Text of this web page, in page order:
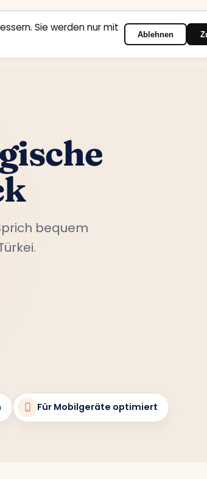
Psychologen Kontakt
bequem
Für Mobilgeräte optimiert
Ablehnen